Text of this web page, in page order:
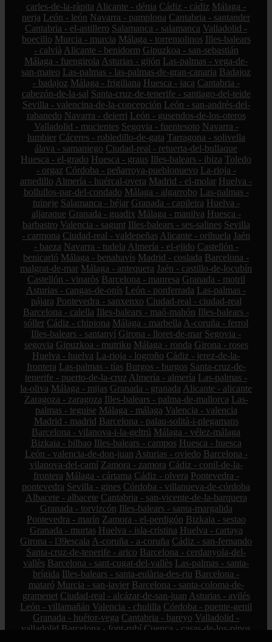
carles-de-la-ràpita Alicante - dénia Cádiz - cádiz Málaga -
nerja León - león Navarra - pamplona Cantabria - santander
Cantabria - el-astillero Salamanca - salamanca Valladolid -
boecillo Murcia - murcia Málaga - torremolinos Illes-balears
- calvià Alicante - benidorm Gipuzkoa - san-sebastián
Málaga - fuengirola Asturias - gijón Las-palmas - vega-de-
san-mateo Las-palmas - las-palmas-de-gran-canaria Badajoz
- badajoz Málaga - frigiliana Huesca - jaca Cantabria -
cabezón-de-la-sal Santa-cruz-de-tenerife - santiago-del-teide
Sevilla - valencina-de-la-concepción León - san-andrés-del-
rabanedo Navarra - deierri León - gusendos-de-los-oteros
Valladolid - mucientes Segovia - fuentesoto Navarra -
lumbier Cáceres - robledillo-de-gata Tarragona - solivella
álava - samaniego Ciudad-real - retuerta-del-bullaque
Huesca - el-grado Huesca - graus Illes-balears - ibiza Toledo
- orgaz Córdoba - peñarroya-pueblonuevo La-rioja -
arnedillo Almería - huércal-overa Madrid - el-molar Huelva -
bollullos-par-del-condado Málaga - algarrobo Las-palmas -
tuineje Salamanca - béjar Granada - capileira Huelva -
aljaraque Granada - guadix Málaga - manilva Huesca -
barbastro Valencia - sagunt Illes-balears - ses-salines Sevilla
- carmona Ciudad-real - valdepeñas Alicante - orihuela Jaén
- baeza Navarra - tudela Almería - el-ejido Castellón -
benicarló Málaga - benahavís Madrid - coslada Barcelona -
malgrat-de-mar Málaga - antequera Jaén - castillo-de-locubín
Castellón - vinaròs Barcelona - manresa Granada - motril
Asturias - cangas-de-onís León - ponferrada Las-palmas -
pájara Pontevedra - sanxenxo Ciudad-real - ciudad-real
Barcelona - calella Illes-balears - maó-mahón Illes-balears -
sóller Cádiz - chipiona Málaga - marbella A-coruña - ferrol
Illes-balears - santanyí Girona - lloret-de-mar Segovia -
segovia Gipuzkoa - mutriku Málaga - ronda Girona - roses
Huelva - huelva La-rioja - logroño Cádiz - jerez-de-la-
frontera Las-palmas - tías Burgos - burgos Santa-cruz-de-
tenerife - puerto-de-la-cruz Almería - almería Las-palmas -
la-oliva Málaga - mijas Granada - granada Alicante - alicante
Zaragoza - zaragoza Illes-balears - palma-de-mallorca Las-
palmas - teguise Málaga - málaga Valencia - valencia
Madrid - madrid Barcelona - palau-solità-i-plegamans
Barcelona - vilanova-i-la-geltrú Málaga - vélez-málaga
Bizkaia - bilbao Illes-balears - campos Huesca - huesca
León - valencia-de-don-juan Asturias - oviedo Barcelona -
vilanova-del-camí Zamora - zamora Cádiz - conil-de-la-
frontera Málaga - cártama Cádiz - olvera Pontevedra -
pontevedra Sevilla - gines Córdoba - villanueva-de-córdoba
Albacete - albacete Cantabria - san-vicente-de-la-barquera
Granada - torvizcón Illes-balears - santa-margalida
Pontevedra - marín Zamora - el-perdigón Bizkaia - sestao
Granada - murtas Huelva - isla-cristina Huelva - cartaya
Girona - l39escala A-coruña - a-coruña Cádiz - san-fernando
Santa-cruz-de-tenerife - arico Barcelona - cerdanyola-del-
vallès Barcelona - sant-cugat-del-vallès Las-palmas - santa-
brígida Illes-balears - santa-eulària-des-riu Barcelona -
mataró Murcia - san-javier Barcelona - santa-coloma-de-
gramenet Ciudad-real - alcázar-de-san-juan Asturias - avilés
León - villamañán Valencia - chulilla Córdoba - puente-genil
Granada - huétor-vega Cantabria - bareyo Valladolid -
valladolid Barcelona - font-rubí Cuenca - casas-de-los-pinos